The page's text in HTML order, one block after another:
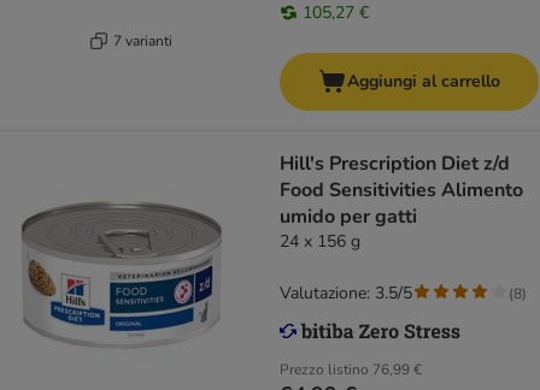
7 varianti
105,27 €
Aggiungi al carrello
Hill's Prescription Diet z/d
Food Sensitivities Alimento
umido per gatti
24 x 156 g
Prezzo listino 76,99 €
Valutazione: 3.5/5 (8)